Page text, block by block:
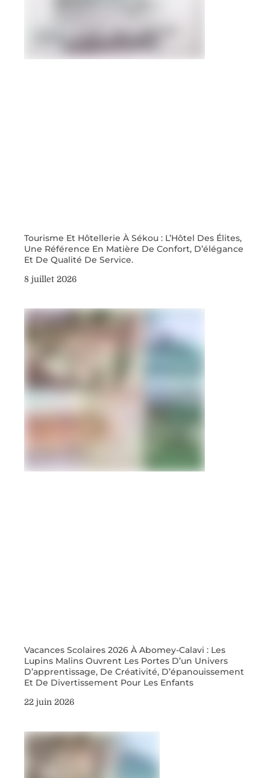
Tourisme Et Hôtellerie À Sékou : L’Hôtel Des Élites,
Une Référence En Matière De Confort, D’élégance
Et De Qualité De Service.
8 juillet 2026
Vacances Scolaires 2026 À Abomey-Calavi : Les
Lupins Malins Ouvrent Les Portes D’un Univers
D’apprentissage, De Créativité, D’épanouissement
Et De Divertissement Pour Les Enfants
22 juin 2026